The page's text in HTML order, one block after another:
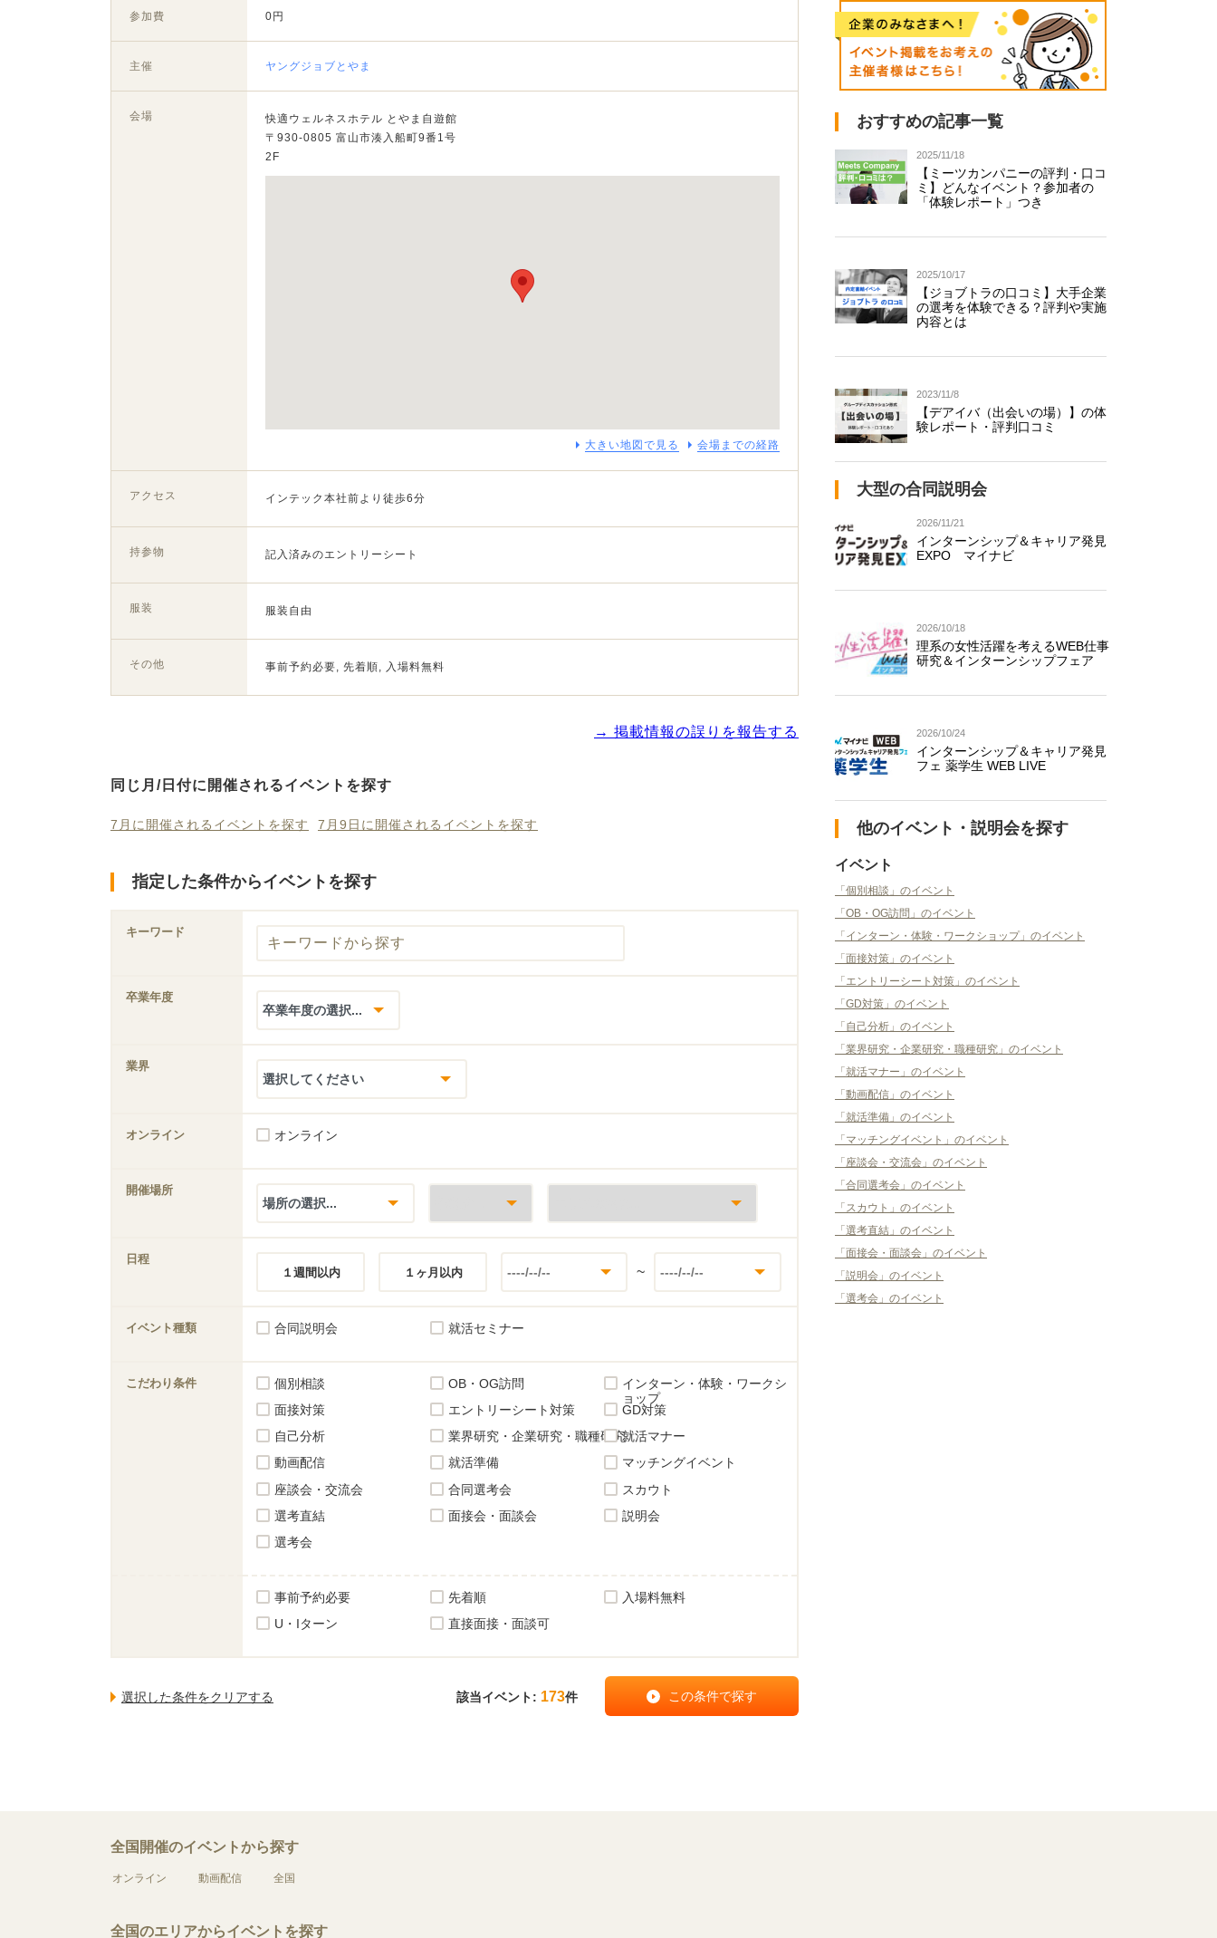
参加費 0円
主催 ヤングジョブとやま
会場
快適ウェルネスホテル とやま自遊館
〒930-0805 富山市湊入船町9番1号
2F
大きい地図で見る 会場までの経路
アクセス インテック本社前より徒歩6分
持参物 記入済みのエントリーシート
服装 服装自由
その他 事前予約必要, 先着順, 入場料無料
→ 掲載情報の誤りを報告する
同じ月/日付に開催されるイベントを探す
7月に開催されるイベントを探す 7月9日に開催されるイベントを探す
指定した条件からイベントを探す
キーワード
卒業年度
業界
オンライン オンライン
開催場所
日程
１週間以内
１ヶ月以内 ~
イベント種類 合同説明会 就活セミナー
こだわり条件 個別相談 OB・OG訪問
インターン・体験・ワークシ
ョップ
面接対策
エントリーシート対策
GD対策
自己分析
業界研究・企業研究・職種研究就活マナー
動画配信
就活準備
マッチングイベント
座談会・交流会
合同選考会
スカウト
選考直結
面接会・面談会
説明会
選考会
事前予約必要 先着順
入場料無料
U・Iターン
直接面接・面談可
該当イベント: 173件
おすすめの記事一覧
2025/11/18
【ミーツカンパニーの評判・口コ
ミ】どんなイベント？参加者の
「体験レポート」つき
2025/10/17
【ジョブトラの口コミ】大手企業
の選考を体験できる？評判や実施
内容とは
2023/11/8
【デアイバ（出会いの場）】の体
験レポート・評判口コミ
大型の合同説明会
2026/11/21
インターンシップ＆キャリア発見
EXPO マイナビ
2026/10/18
理系の女性活躍を考えるWEB仕事
研究＆インターンシップフェア
2026/10/24
インターンシップ＆キャリア発見
フェ 薬学生 WEB LIVE
他のイベント・説明会を探す
イベント
「個別相談」のイベント
「OB・OG訪問」のイベント
「インターン・体験・ワークショップ」のイベント
「面接対策」のイベント
「エントリーシート対策」のイベント
「GD対策」のイベント
「自己分析」のイベント
「業界研究・企業研究・職種研究」のイベント
「就活マナー」のイベント
「動画配信」のイベント
「就活準備」のイベント
「マッチングイベント」のイベント
「座談会・交流会」のイベント
「合同選考会」のイベント
「スカウト」のイベント
「選考直結」のイベント
「面接会・面談会」のイベント
「説明会」のイベント
「選考会」のイベント
全国開催のイベントから探す
オンライン 動画配信 全国
全国のエリアからイベントを探す